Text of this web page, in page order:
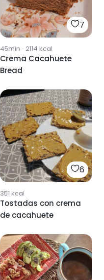
7
45min · 2114 kcal
Crema Cacahuete
Bread
6
351 kcal
Tostadas con crema
de cacahuete